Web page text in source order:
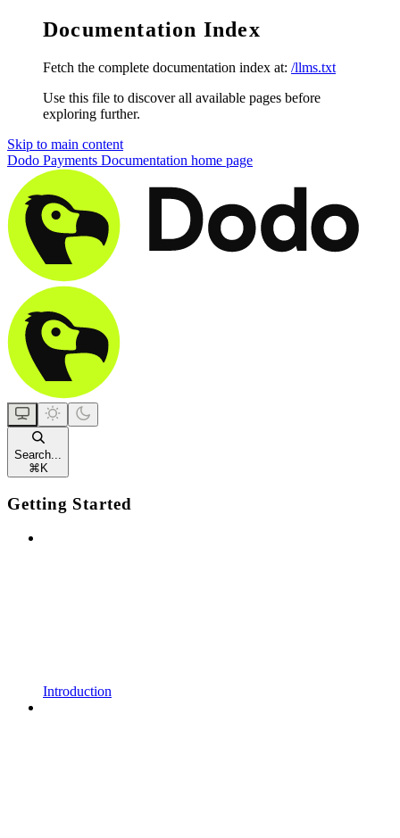
Documentation Index
Fetch the complete documentation index at: /llms.txt
Use this file to discover all available pages before
exploring further.
Skip to main content
Dodo Payments Documentation home page
Search...
⌘ K
Getting Started
Introduction